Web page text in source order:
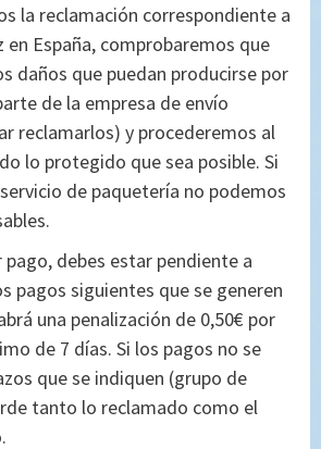
la reclamación correspondiente a
en España, comprobaremos que
daños que puedan producirse por
de la empresa de envío
reclamarlos) y procederemos al
lo protegido que sea posible. Si
de paquetería no podemos
pago, debes estar pendiente a
pagos siguientes que se generen
una penalización de 0,50€ por
de 7 días. Si los pagos no se
que se indiquen (grupo de
tanto lo reclamado como el